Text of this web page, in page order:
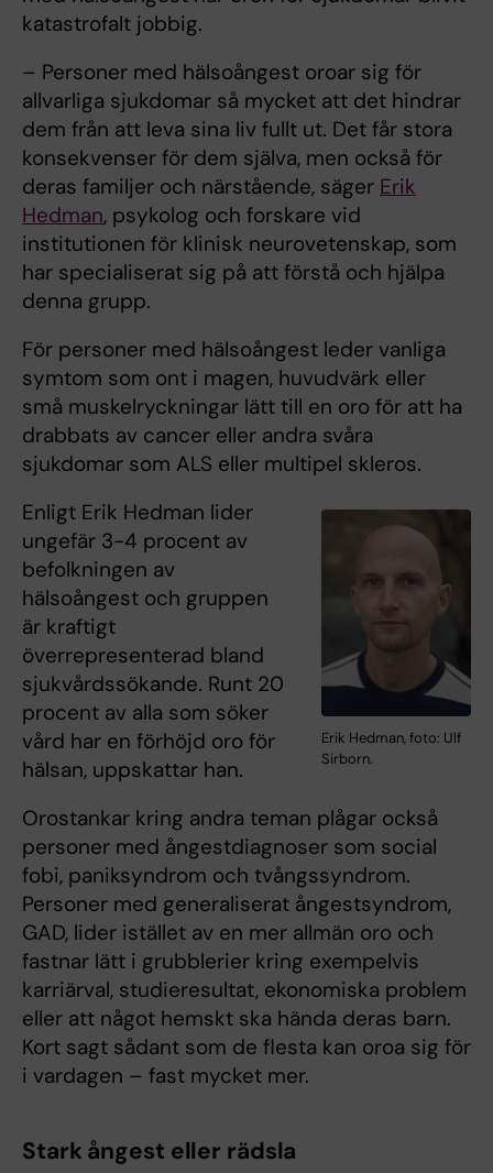
katastrofalt jobbig.
– Personer med hälsoångest oroar sig för
allvarliga sjukdomar så mycket att det hindrar
dem från att leva sina liv fullt ut. Det får stora
konsekvenser för dem själva, men också för
deras familjer och närstående, säger Erik
Hedman, psykolog och forskare vid
institutionen för klinisk neurovetenskap, som
har specialiserat sig på att förstå och hjälpa
denna grupp.
För personer med hälsoångest leder vanliga
symtom som ont i magen, huvudvärk eller
små muskelryckningar lätt till en oro för att ha
drabbats av cancer eller andra svåra
sjukdomar som ALS eller multipel skleros.
Erik Hedman, foto: Ulf
Sirborn.
Enligt Erik Hedman lider
ungefär 3-4 procent av
befolkningen av
hälsoångest och gruppen
är kraftigt
överrepresenterad bland
sjukvårdssökande. Runt 20
procent av alla som söker
vård har en förhöjd oro för
hälsan, uppskattar han.
Orostankar kring andra teman plågar också
personer med ångestdiagnoser som social
fobi, paniksyndrom och tvångssyndrom.
Personer med generaliserat ångestsyndrom,
GAD, lider istället av en mer allmän oro och
fastnar lätt i grubblerier kring exempelvis
karriärval, studieresultat, ekonomiska problem
eller att något hemskt ska hända deras barn.
Kort sagt sådant som de flesta kan oroa sig för
i vardagen – fast mycket mer.
Stark ångest eller rädsla